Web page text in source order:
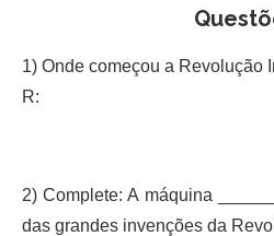
1) Onde começou a Revolução
R:
2) Complete: A máquina
das grandes invenções da